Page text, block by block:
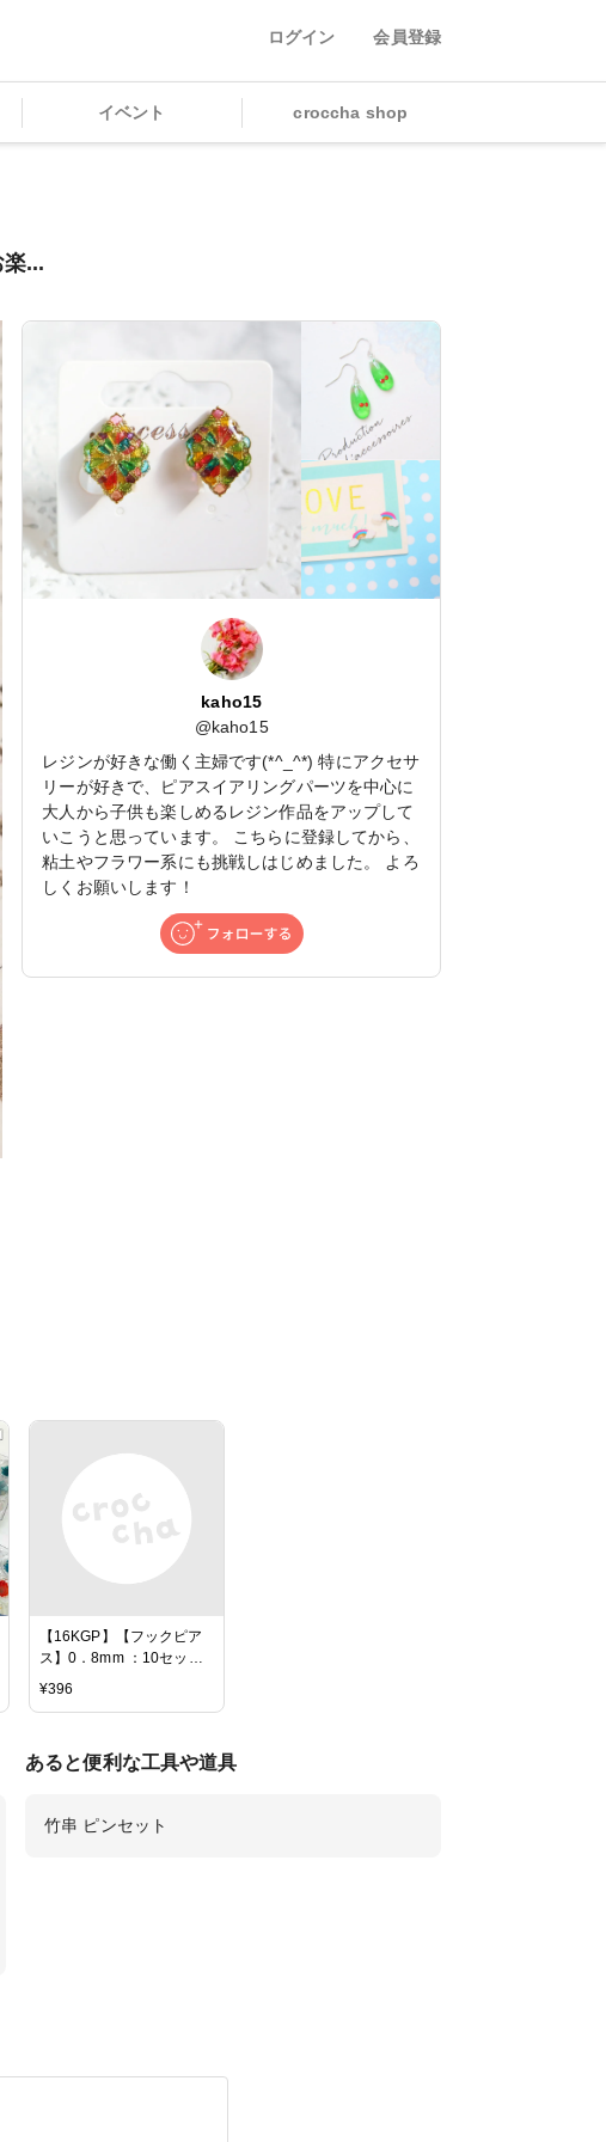
ログイン 会員登録
イベント croccha shop
...
kaho15
@kaho15
レジンが好きな働く主婦です(*^_^*) 特にアクセサ
リーが好きで、ピアスイアリングパーツを中心に
大人から子供も楽しめるレジン作品をアップして
いこうと思っています。 こちらに登録してから、
粘土やフラワー系にも挑戦しはじめました。 よろ
しくお願いします！
【16KGP】【フックピア
ス】0．8mm ：10セット
【G】 no,M-5437【徳用】
¥396
あると便利な工具や道具
竹串 ピンセット